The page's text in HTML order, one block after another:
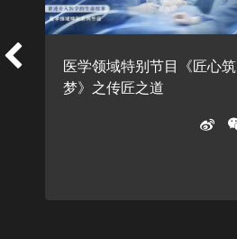
医学领域特别节目《匠心筑
梦》之传匠之道